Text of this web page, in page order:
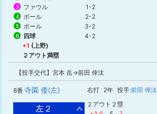
3 ファウル 1-2
4 ボール 2-2
5 ボール 3-2
6 四球
4-2
+1 (上野)
２アウト満塁
【投手交代】宮本 岳→前田 倖汰
8番 寺園 倭(左) 右打 2年 投手:前田 倖汰
左２
２アウト２塁